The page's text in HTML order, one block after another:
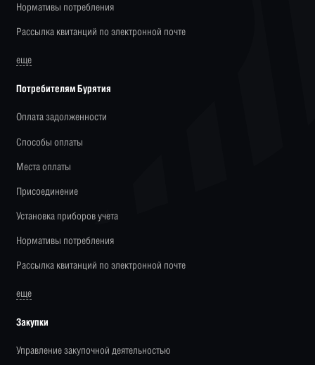
Нормативы потребления
Рассылка квитанций по электронной почте
еще
Потребителям Бурятия
Оплата задолженности
Способы оплаты
Места оплаты
Присоединение
Установка приборов учета
Нормативы потребления
Рассылка квитанций по электронной почте
еще
Закупки
Управление закупочной деятельностью